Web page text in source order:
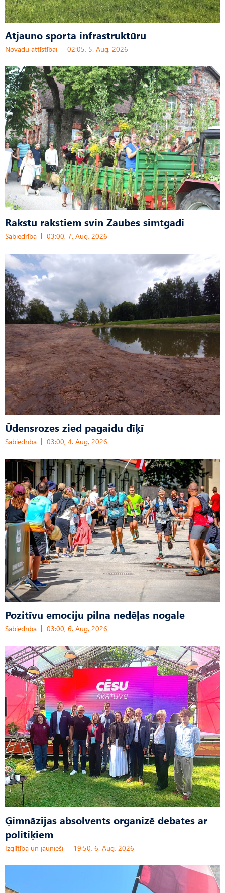
Atjauno sporta infrastruktūru
Novadu attīstībai 02:05, 5. Aug, 2026
Rakstu rakstiem svin Zaubes simtgadi
Sabiedrība 03:00, 7. Aug, 2026
Ūdensrozes zied pagaidu dīķī
Sabiedrība 03:00, 4. Aug, 2026
Pozitīvu emociju pilna nedēļas nogale
Sabiedrība 03:00, 6. Aug, 2026
Ģimnāzijas absolvents organizē debates ar
politiķiem
Izglītība un jaunieši 19:50, 6. Aug, 2026